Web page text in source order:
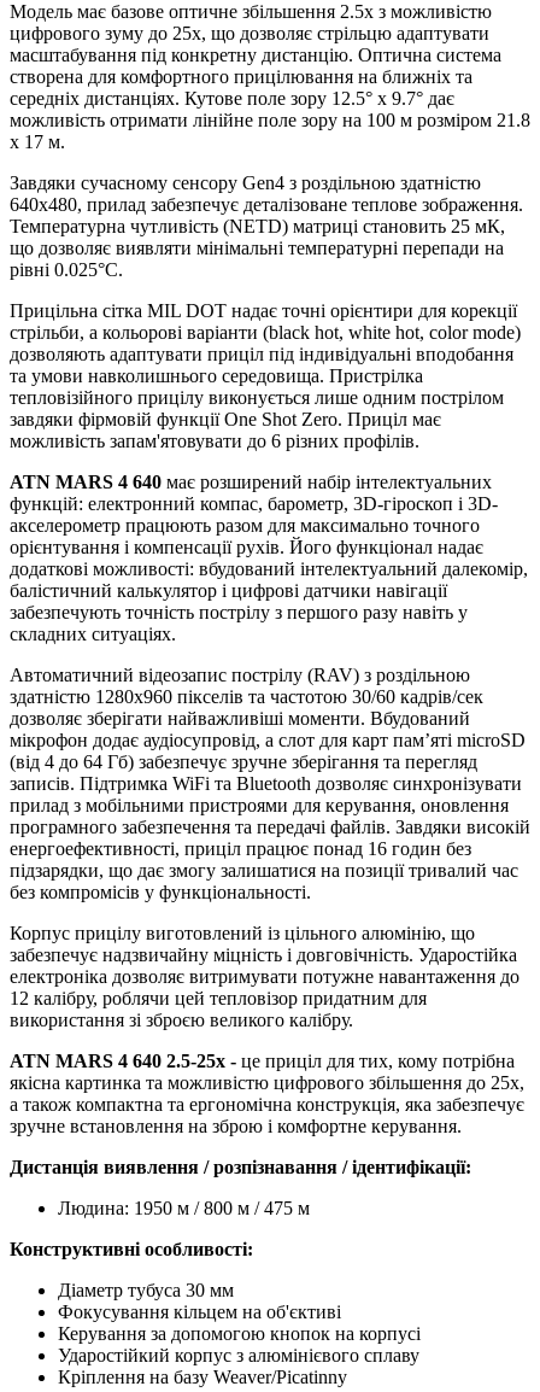
Модель має базове оптичне збільшення 2.5x з можливістю
цифрового зуму до 25x, що дозволяє стрільцю адаптувати
масштабування під конкретну дистанцію. Оптична система
створена для комфортного прицілювання на ближніх та
середніх дистанціях. Кутове поле зору 12.5° x 9.7° дає
можливість отримати лінійне поле зору на 100 м розміром 21.8
x 17 м.
Завдяки сучасному сенсору Gen4 з роздільною здатністю
640x480, прилад забезпечує деталізоване теплове зображення.
Температурна чутливість (NETD) матриці становить 25 мК,
що дозволяє виявляти мінімальні температурні перепади на
рівні 0.025°C.
Прицільна сітка MIL DOT надає точні орієнтири для корекції
стрільби, а кольорові варіанти (black hot, white hot, color mode)
дозволяють адаптувати приціл під індивідуальні вподобання
та умови навколишнього середовища. Пристрілка
тепловізійного прицілу виконується лише одним пострілом
завдяки фірмовій функції One Shot Zero. Приціл має
можливість запам'ятовувати до 6 різних профілів.
ATN MARS 4 640 має розширений набір інтелектуальних
функцій: електронний компас, барометр, 3D-гіроскоп і 3D-
акселерометр працюють разом для максимально точного
орієнтування і компенсації рухів. Його функціонал надає
додаткові можливості: вбудований інтелектуальний далекомір,
балістичний калькулятор і цифрові датчики навігації
забезпечують точність пострілу з першого разу навіть у
складних ситуаціях.
Автоматичний відеозапис пострілу (RAV) з роздільною
здатністю 1280x960 пікселів та частотою 30/60 кадрів/сек
дозволяє зберігати найважливіші моменти. Вбудований
мікрофон додає аудіосупровід, а слот для карт пам’яті microSD
(від 4 до 64 Гб) забезпечує зручне зберігання та перегляд
записів. Підтримка WiFi та Bluetooth дозволяє синхронізувати
прилад з мобільними пристроями для керування, оновлення
програмного забезпечення та передачі файлів. Завдяки високій
енергоефективності, приціл працює понад 16 годин без
підзарядки, що дає змогу залишатися на позиції тривалий час
без компромісів у функціональності.
Корпус прицілу виготовлений із цільного алюмінію, що
забезпечує надзвичайну міцність і довговічність. Ударостійка
електроніка дозволяє витримувати потужне навантаження до
12 калібру, роблячи цей тепловізор придатним для
використання зі зброєю великого калібру.
ATN MARS 4 640 2.5-25x - це приціл для тих, кому потрібна
якісна картинка та можливістю цифрового збільшення до 25x,
а також компактна та ергономічна конструкція, яка забезпечує
зручне встановлення на зброю і комфортне керування.
Дистанція виявлення / розпізнавання / ідентифікації:
Людина: 1950 м / 800 м / 475 м
Конструктивні особливості:
Діаметр тубуса 30 мм
Фокусування кільцем на об'єктиві
Керування за допомогою кнопок на корпусі
Ударостійкий корпус з алюмінієвого сплаву
Кріплення на базу Weaver/Picatinny